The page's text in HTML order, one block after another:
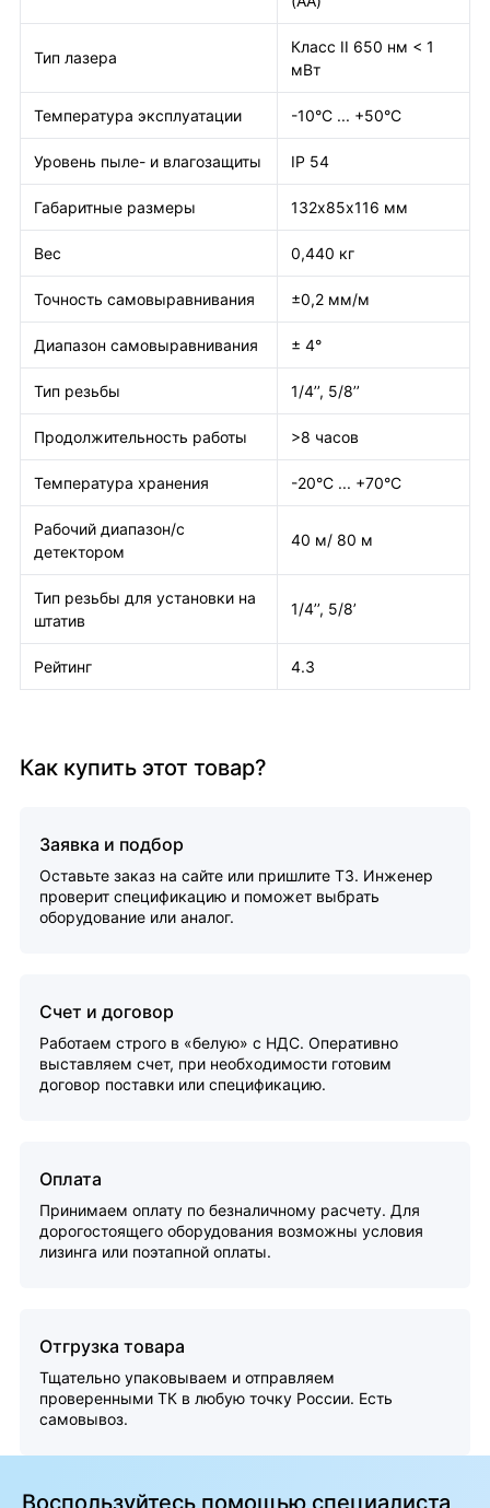
Тип лазера
Класс II 650 нм < 1
мВт
Температура эксплуатации -10°C ... +50°C
Уровень пыле- и влагозащиты IP 54
Габаритные размеры 132х85х116 мм
Вес 0,440 кг
Точность самовыравнивания ±0,2 мм/м
Диапазон самовыравнивания ± 4°
Тип резьбы 1/4’’, 5/8’’
Продолжительность работы >8 часов
Температура хранения -20°C ... +70°C
Рабочий диапазон/с
детектором
40 м/ 80 м
Тип резьбы для установки на
штатив
1/4’’, 5/8’
Рейтинг 4.3
Как купить этот товар?
Заявка и подбор
Оставьте заказ на сайте или пришлите ТЗ. Инженер
проверит спецификацию и поможет выбрать
оборудование или аналог.
Счет и договор
Работаем строго в «белую» с НДС. Оперативно
выставляем счет, при необходимости готовим
договор поставки или спецификацию.
Оплата
Принимаем оплату по безналичному расчету. Для
дорогостоящего оборудования возможны условия
лизинга или поэтапной оплаты.
Отгрузка товара
Тщательно упаковываем и отправляем
проверенными ТК в любую точку России. Есть
самовывоз.
Воспользуйтесь помощью специалиста